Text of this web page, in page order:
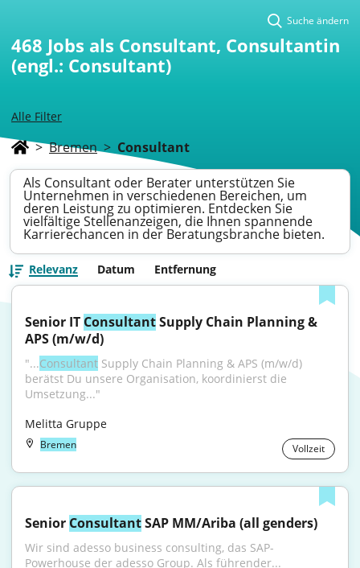
Alle Filter
Suche ändern
468 Jobs als Consultant, Consultantin
(engl.: Consultant)
> Bremen > Consultant
Als Consultant oder Berater unterstützen Sie
Unternehmen in verschiedenen Bereichen, um
deren Leistung zu optimieren. Entdecken Sie
vielfältige Stellenanzeigen, die Ihnen spannende
Karrierechancen in der Beratungsbranche bieten.
Relevanz Datum Entfernung
Senior IT Consultant Supply Chain Planning &
APS (m/w/d)
"...Consultant Supply Chain Planning & APS (m/w/d)
berätst Du unsere Organisation, koordinierst die
Umsetzung..."
Melitta Gruppe
Bremen Vollzeit
Senior Consultant SAP MM/Ariba (all genders)
Wir sind adesso business consulting, das SAP-
Powerhouse der adesso Group. Als führender...